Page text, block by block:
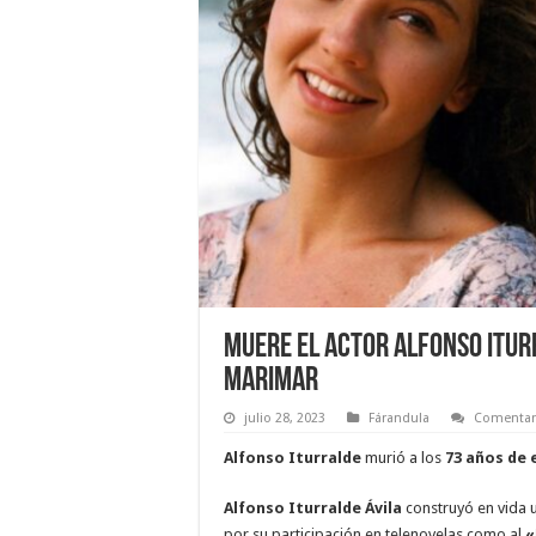
Muere el actor Alfonso
Marimar
julio 28, 2023 Fárandula
Alfonso Iturralde murió a los 73 años de
Alfonso Iturralde Ávila construyó en vida